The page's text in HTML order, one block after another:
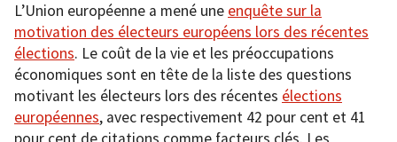
L’Union européenne a mené une enquête sur la
motivation des électeurs européens lors des récentes
élections. Le coût de la vie et les préoccupations
économiques sont en tête de la liste des questions
motivant les électeurs lors des récentes élections
européennes, avec respectivement 42 pour cent et 41